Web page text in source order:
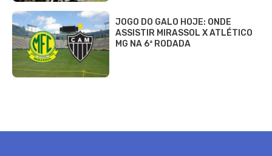
JOGO DO GALO HOJE: ONDE
ASSISTIR MIRASSOL X ATLÉTICO
MG NA 6ª RODADA